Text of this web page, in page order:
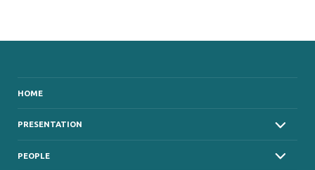
HOME
PRESENTATION
PEOPLE